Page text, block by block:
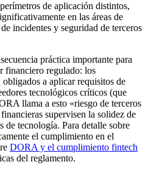
de aplicación distintos,
en las áreas de
incidentes y seguridad de terceros
práctica importante para
financiero regulado: los
a aplicar requisitos de
tecnológicos críticos (que
llama a esto «riesgo de terceros
supervisen la solidez de
de tecnología. Para detalle sobre
el cumplimiento en el
DORA y el cumplimiento fintech
del reglamento.